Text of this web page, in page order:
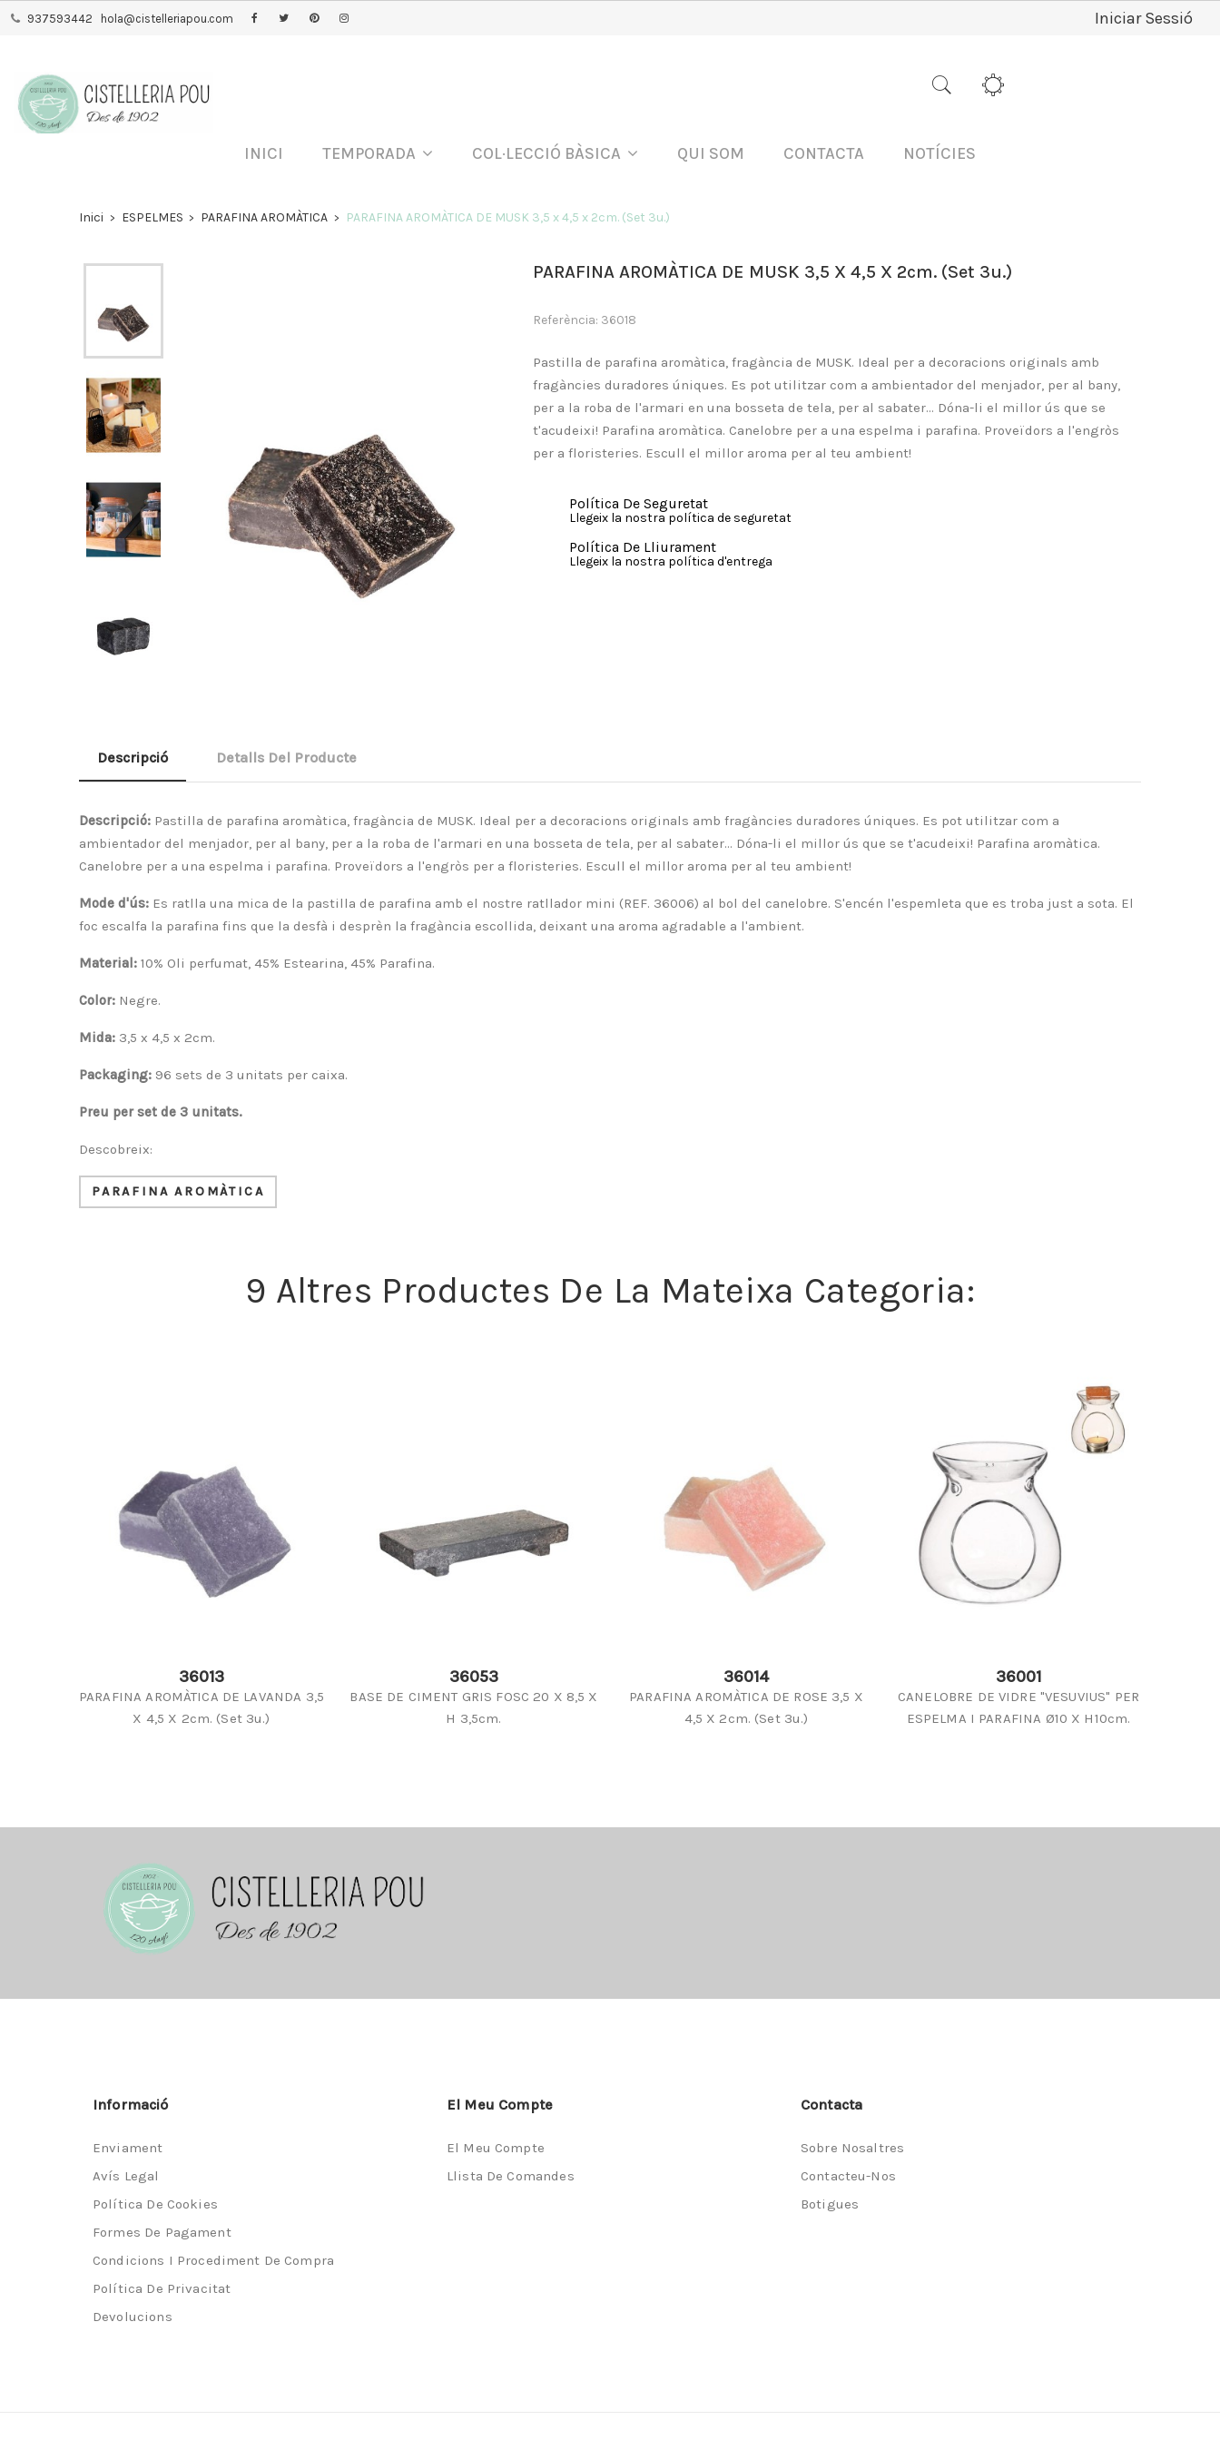
937593442 hola@cistelleriapou.com Iniciar Sessió
INICI TEMPORADA COL·LECCIÓ BÀSICA QUI SOM CONTACTA NOTÍCIES
Inici ESPELMES PARAFINA AROMÀTICA PARAFINA AROMÀTICA DE MUSK 3,5 x 4,5 x 2cm. (Set 3u.)
PARAFINA AROMÀTICA DE MUSK 3,5 X 4,5 X 2cm. (Set 3u.)
Referència: 36018
Pastilla de parafina aromàtica, fragància de MUSK. Ideal per a decoracions originals amb
fragàncies duradores úniques. Es pot utilitzar com a ambientador del menjador, per al bany,
per a la roba de l'armari en una bosseta de tela, per al sabater... Dóna-li el millor ús que se
t'acudeixi! Parafina aromàtica. Canelobre per a una espelma i parafina. Proveïdors a l'engròs
per a floristeries. Escull el millor aroma per al teu ambient!
Política De Seguretat
Llegeix la nostra política de seguretat
Política De Lliurament
Llegeix la nostra política d'entrega
Descripció Detalls Del Producte
Descripció: Pastilla de parafina aromàtica, fragància de MUSK. Ideal per a decoracions originals amb fragàncies duradores úniques. Es pot utilitzar com a
ambientador del menjador, per al bany, per a la roba de l'armari en una bosseta de tela, per al sabater... Dóna-li el millor ús que se t'acudeixi! Parafina aromàtica.
Canelobre per a una espelma i parafina. Proveïdors a l'engròs per a floristeries. Escull el millor aroma per al teu ambient!
Mode d'ús: Es ratlla una mica de la pastilla de parafina amb el nostre ratllador mini (REF. 36006) al bol del canelobre. S'encén l'espemleta que es troba just a sota. El
foc escalfa la parafina fins que la desfà i desprèn la fragància escollida, deixant una aroma agradable a l'ambient.
Material: 10% Oli perfumat, 45% Estearina, 45% Parafina.
Color: Negre.
Mida: 3,5 x 4,5 x 2cm.
Packaging: 96 sets de 3 unitats per caixa.
Preu per set de 3 unitats.
Descobreix:
PARAFINA AROMÀTICA
9 Altres Productes De La Mateixa Categoria:
36013
PARAFINA AROMÀTICA DE LAVANDA 3,5
X 4,5 X 2cm. (Set 3u.)
36053
BASE DE CIMENT GRIS FOSC 20 X 8,5 X
H 3,5cm.
36014
PARAFINA AROMÀTICA DE ROSE 3,5 X
4,5 X 2cm. (Set 3u.)
36001
CANELOBRE DE VIDRE "VESUVIUS" PER
ESPELMA I PARAFINA Ø10 X H10cm.
Informació
Enviament
Avís Legal
Política De Cookies
Formes De Pagament
Condicions I Procediment De Compra
Política De Privacitat
Devolucions
El Meu Compte
El Meu Compte
Llista De Comandes
Contacta
Sobre Nosaltres
Contacteu-Nos
Botigues